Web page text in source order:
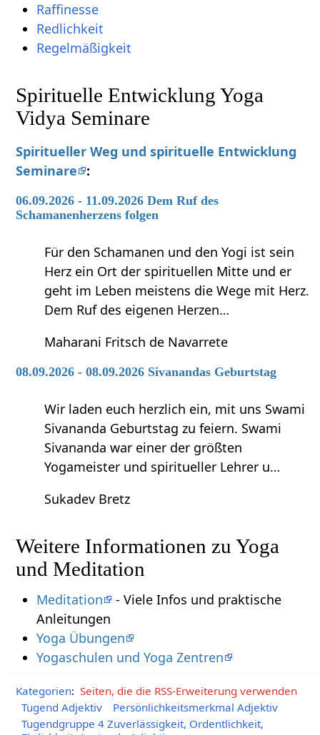
Raffinesse
Redlichkeit
Regelmäßigkeit
Spirituelle Entwicklung Yoga
Vidya Seminare
Spiritueller Weg und spirituelle Entwicklung
Seminare
:
06.09.2026 - 11.09.2026 Dem Ruf des
Schamanenherzens folgen
Für den Schamanen und den Yogi ist sein
Herz ein Ort der spirituellen Mitte und er
geht im Leben meistens die Wege mit Herz.
Dem Ruf des eigenen Herzen…
Maharani Fritsch de Navarrete
08.09.2026 - 08.09.2026 Sivanandas Geburtstag
Wir laden euch herzlich ein, mit uns Swami
Sivananda Geburtstag zu feiern. Swami
Sivananda war einer der größten
Yogameister und spiritueller Lehrer u…
Sukadev Bretz
Weitere Informationen zu Yoga
und Meditation
Meditation
- Viele Infos und praktische
Anleitungen
Yoga Übungen
Yogaschulen und Yoga Zentren
Kategorien: Seiten, die die RSS-Erweiterung verwenden
Tugend Adjektiv
Persönlichkeitsmerkmal Adjektiv
Tugendgruppe 4 Zuverlässigkeit, Ordentlichkeit,